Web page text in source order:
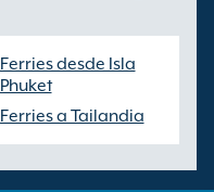
Ferries desde Isla
Phuket
Ferries a Tailandia